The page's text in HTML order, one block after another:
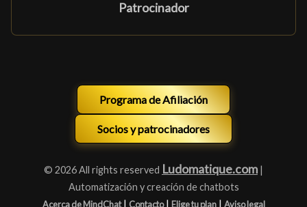
Patrocinador
Programa de Afiliación
Socios y patrocinadores
© 2026 All rights reserved Ludomatique.com |
Automatización y creación de chatbots
Acerca de MindChat | Contacto | Elige tu plan | Aviso legal